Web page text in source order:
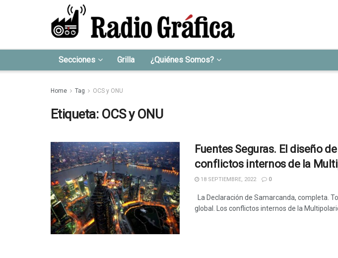
Secciones Grilla ¿Quiénes Somos?
Home Tag OCS y ONU
Etiqueta: OCS y ONU
Fuentes Seguras. El diseño
conflictos internos de la
18 SEPTIEMBRE, 2022 0
La Declaración de Samarcanda, completa.
global. Los conflictos internos de la